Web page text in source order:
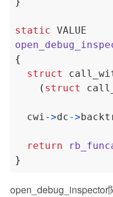
static
{
struct
( struct
  cwi
->dc->
return
}
open_debug_inspector